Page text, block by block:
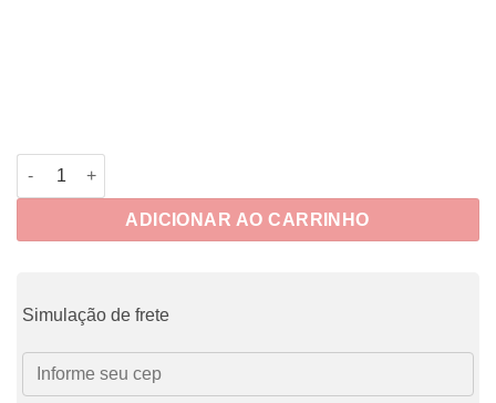
Planner Mel quantidade
ADICIONAR AO CARRINHO
Simulação de frete